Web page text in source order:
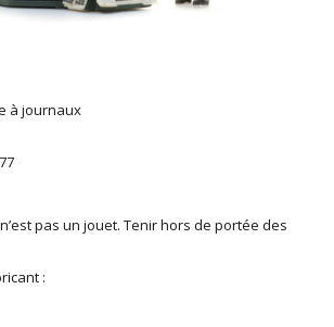
à journaux
pas un jouet. Tenir hors de portée des
: